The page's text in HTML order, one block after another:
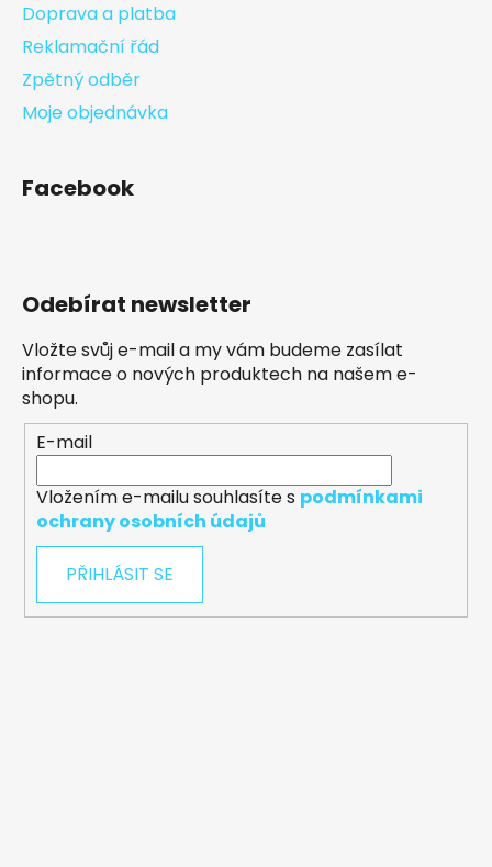
Doprava a platba
Reklamační řád
Zpětný odběr
Moje objednávka
Facebook
Odebírat newsletter
Vložte svůj e-mail a my vám budeme zasílat
informace o nových produktech na našem e-
shopu.
E-mail
Vložením e-mailu souhlasíte s podmínkami
ochrany osobních údajů
PŘIHLÁSIT SE